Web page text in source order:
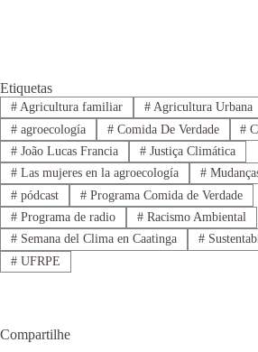
Etiquetas
#Agricultura familiar #Agricultura Urbana
#agroecología #Comida De Verdade #
#João Lucas Francia #Justiça Climática
#Las mujeres en la agroecología #
#pódcast #Programa Comida de Verdade
#Programa de radio #Racismo Ambiental
#Semana del Clima en Caatinga #
#UFRPE
Compartilhe